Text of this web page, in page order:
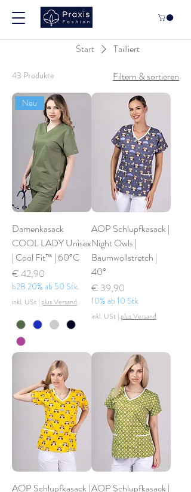
Start Tailliert
43 Produkte Filtern & sortieren
Neu
Damenkasack
COOL LADY Unisex
| Cool Fit™ | 60°C
Preis
€ 42,90
b2B 20% ab 50 Stk.
inkl. USt | plus Versand
AOP Schlupfkasack |
Night Owls |
Baumwollstretch |
40°
Preis
€ 39,90
10% ab 10 Stk
inkl. USt | plus Versand
AOP Schlupfkasack |AOP Schlupfkasack |